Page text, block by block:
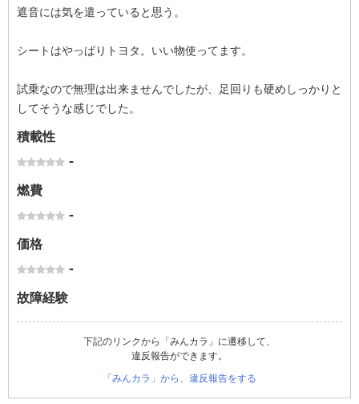
遮音には気を遣っていると思う。
シートはやっぱりトヨタ。いい物使ってます。
試乗なので無理は出来ませんでしたが、足回りも硬めしっかりと
してそうな感じでした。
積載性
-
燃費
-
価格
-
故障経験
下記のリンクから「みんカラ」に遷移して、
違反報告ができます。
「みんカラ」から、違反報告をする